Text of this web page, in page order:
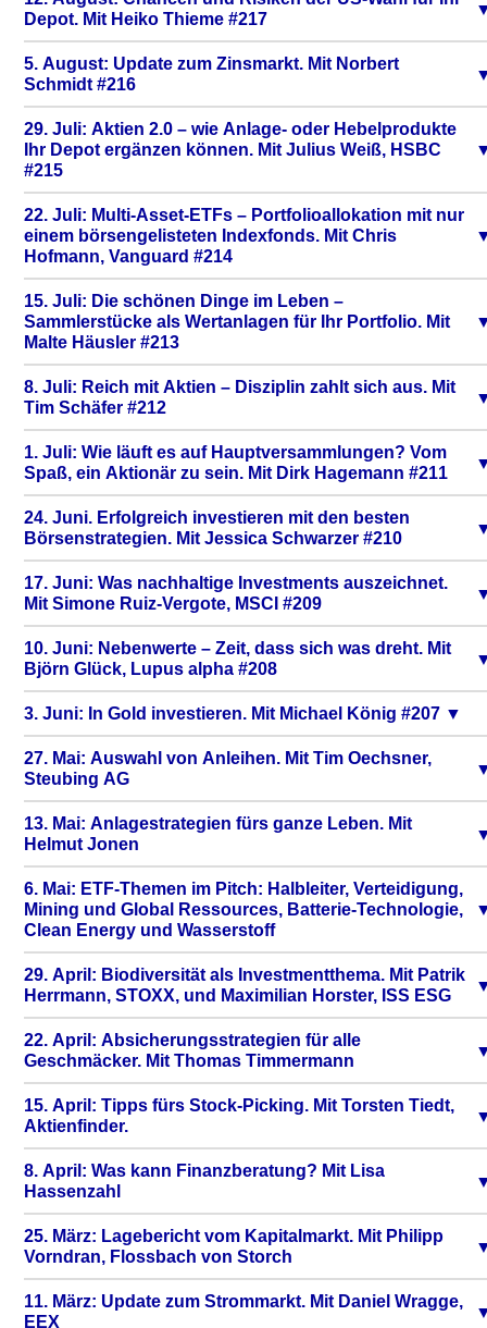
Depot. Mit Heiko Thieme #217
5. August: Update zum Zinsmarkt. Mit Norbert
Schmidt #216
29. Juli: Aktien 2.0 – wie Anlage- oder Hebelprodukte
Ihr Depot ergänzen können. Mit Julius Weiß, HSBC
#215
22. Juli: Multi-Asset-ETFs – Portfolioallokation mit nur
einem börsengelisteten Indexfonds. Mit Chris
Hofmann, Vanguard #214
15. Juli: Die schönen Dinge im Leben –
Sammlerstücke als Wertanlagen für Ihr Portfolio. Mit
Malte Häusler #213
8. Juli: Reich mit Aktien – Disziplin zahlt sich aus. Mit
Tim Schäfer #212
1. Juli: Wie läuft es auf Hauptversammlungen? Vom
Spaß, ein Aktionär zu sein. Mit Dirk Hagemann #211
24. Juni. Erfolgreich investieren mit den besten
Börsenstrategien. Mit Jessica Schwarzer #210
17. Juni: Was nachhaltige Investments auszeichnet.
Mit Simone Ruiz-Vergote, MSCI #209
10. Juni: Nebenwerte – Zeit, dass sich was dreht. Mit
Björn Glück, Lupus alpha #208
3. Juni: In Gold investieren. Mit Michael König #207
27. Mai: Auswahl von Anleihen. Mit Tim Oechsner,
Steubing AG
13. Mai: Anlagestrategien fürs ganze Leben. Mit
Helmut Jonen
6. Mai: ETF-Themen im Pitch: Halbleiter, Verteidigung,
Mining und Global Ressources, Batterie-Technologie,
Clean Energy und Wasserstoff
29. April: Biodiversität als Investmentthema. Mit Patrik
Herrmann, STOXX, und Maximilian Horster, ISS ESG
22. April: Absicherungsstrategien für alle
Geschmäcker. Mit Thomas Timmermann
15. April: Tipps fürs Stock-Picking. Mit Torsten Tiedt,
Aktienfinder.
8. April: Was kann Finanzberatung? Mit Lisa
Hassenzahl
25. März: Lagebericht vom Kapitalmarkt. Mit Philipp
Vorndran, Flossbach von Storch
11. März: Update zum Strommarkt. Mit Daniel Wragge,
EEX